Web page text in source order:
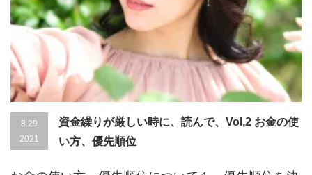
8.29
2021
資金繰りが厳しい時に、読んで、Vol,2 お金の使
い方、優先順位